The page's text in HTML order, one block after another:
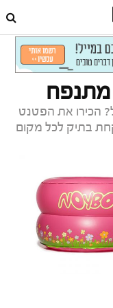
מתנפח
הכירו את הפטנט
בתיק לכל מקום